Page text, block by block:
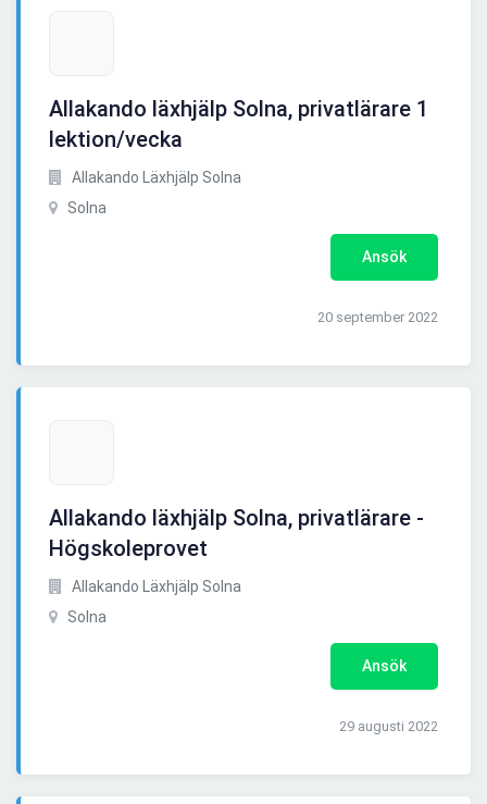
Allakando läxhjälp Solna, privatlärare 1
lektion/vecka
Allakando Läxhjälp Solna
Solna
Ansök
20 september 2022
Allakando läxhjälp Solna, privatlärare -
Högskoleprovet
Allakando Läxhjälp Solna
Solna
Ansök
29 augusti 2022